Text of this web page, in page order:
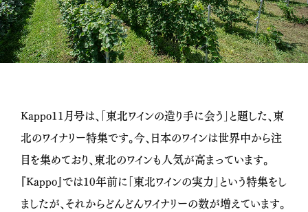
Kappo11月号は、「東北ワインの造り手に会う」と題した、東
北のワイナリー特集です。今、日本のワインは世界中から注
目を集めており、東北のワインも人気が高まっています。
『Kappo』では10年前に「東北ワインの実力」という特集をし
ましたが、それからどんどんワイナリーの数が増えています。